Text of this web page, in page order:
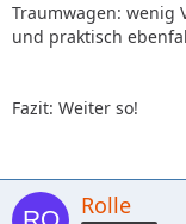
Traumwagen: wenig
und praktisch
Fazit: Weiter so!
Rolle